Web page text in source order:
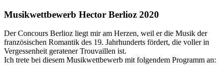
Musikwettbewerb Hector Berlioz 2020
Der Concours Berlioz liegt mir am Herzen, weil er die Musik der
französischen Romantik des 19. Jahrhunderts fördert, die voller in
Vergessenheit geratener Trouvaillen ist.
Ich trete bei diesem Musikwettbewerb mit folgendem Programm an: